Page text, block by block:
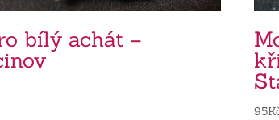
bílý achát –
95